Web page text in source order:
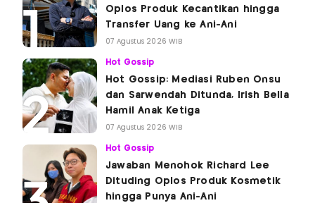
Oplos Produk Kecantikan hingga
Transfer Uang ke Ani-Ani
07 Agustus 2026 WIB
Hot Gossip
Hot Gossip: Mediasi Ruben Onsu
dan Sarwendah Ditunda, Irish Bella
Hamil Anak Ketiga
07 Agustus 2026 WIB
Hot Gossip
Jawaban Menohok Richard Lee
Dituding Oplos Produk Kosmetik
hingga Punya Ani-Ani